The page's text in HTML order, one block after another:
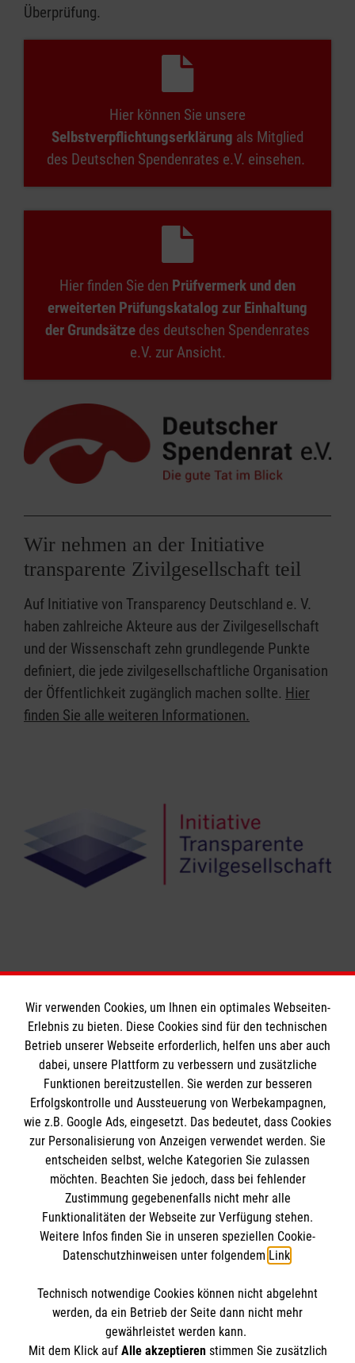
Überprüfung.
Hier können Sie unsere
Selbstverpflichtungserklärung als Mitglied
des Deutschen Spendenrates e.V. einsehen.
Hier finden Sie den Prüfvermerk und den
erweiterten Prüfungskatalog zur Einhaltung
der Grundsätze des deutschen Spendenrates
e.V. zur Ansicht.
Wir nehmen an der Initiative
transparente Zivilgesellschaft teil
Auf Initiative von Transparency Deutschland e. V.
haben zahlreiche Akteure aus der Zivilgesellschaft
und der Wissenschaft zehn grundlegende Punkte
definiert, die jede zivilgesellschaftliche Organisation
der Öffentlichkeit zugänglich machen sollte. Hier
finden Sie alle weiteren Informationen.
Informationen
Impressum
Datenschutz
Barrierefreiheit
Kontakt
Die Malteser
Malteser in Deutschland
Malteserorden
Sharepoint
Spendenkonto
Bank: Pax-Bank für Kirche und Caritas eG
IBAN: DE71 3706 0193 3000 4330 11
BIC: GENODED1PAX
So finden Sie uns
Wir verwenden Cookies, um Ihnen ein optimales Webseiten-
Erlebnis zu bieten. Diese Cookies sind für den technischen
Betrieb unserer Webseite erforderlich, helfen uns aber auch
dabei, unsere Plattform zu verbessern und zusätzliche
Funktionen bereitzustellen. Sie werden zur besseren
Erfolgskontrolle und Aussteuerung von Werbekampagnen,
wie z.B. Google Ads, eingesetzt. Das bedeutet, dass Cookies
zur Personalisierung von Anzeigen verwendet werden. Sie
entscheiden selbst, welche Kategorien Sie zulassen
möchten. Beachten Sie jedoch, dass bei fehlender
Zustimmung gegebenenfalls nicht mehr alle
Funktionalitäten der Webseite zur Verfügung stehen.
Weitere Infos finden Sie in unseren speziellen Cookie-
Datenschutzhinweisen unter folgendem Link.
Technisch notwendige Cookies können nicht abgelehnt
werden, da ein Betrieb der Seite dann nicht mehr
gewährleistet werden kann.
Mit dem Klick auf Alle akzeptierenstimmen Sie zusätzlich